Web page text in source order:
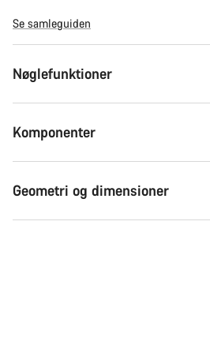
Se samleguiden
Nøglefunktioner
Komponenter
Geometri og dimensioner